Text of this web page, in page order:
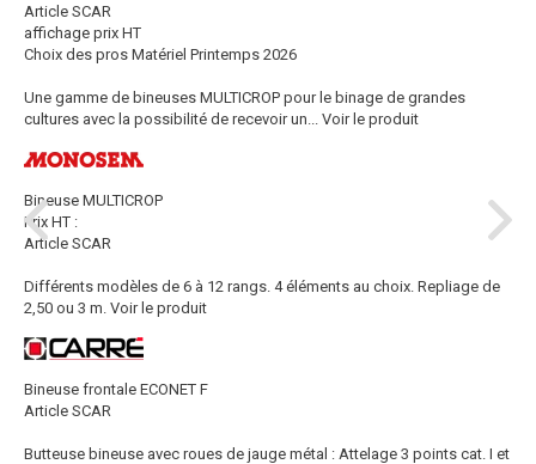
Article SCAR
affichage prix HT
Choix des pros Matériel Printemps 2026
Une gamme de bineuses MULTICROP pour le binage de grandes
cultures avec la possibilité de recevoir un...
Voir le produit
Bineuse MULTICROP
Prix HT :
Article SCAR
Différents modèles de 6 à 12 rangs. 4 éléments au choix. Repliage de
2,50 ou 3 m. Voir le produit
Bineuse frontale ECONET F
Article SCAR
Butteuse bineuse avec roues de jauge métal : Attelage 3 points cat. I et